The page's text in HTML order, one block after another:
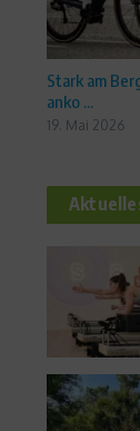
Stark am
anko ...
19. Mai 2026